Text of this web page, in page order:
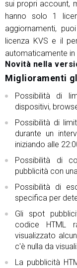
sui propri account,
hanno solo 1
aggiornamenti,
licenza KVS e il
automaticamente
Novità nella
Miglioramenti
Possibilità di
dispositivi,
Possibilità di
durante un
iniziando alle
Possibilità di
pubblicità con
Possibilità di
specifica per
Gli spot
codice HTML
visualizzato
c'è nulla da
La pubblicità